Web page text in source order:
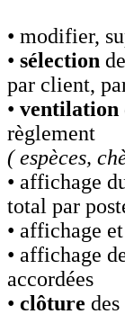
• modifier,
• sélection
par client,
• ventilation
règlement
( espèces,
• affichage
total par
• affichage
• affichage
accordées
• clôture des